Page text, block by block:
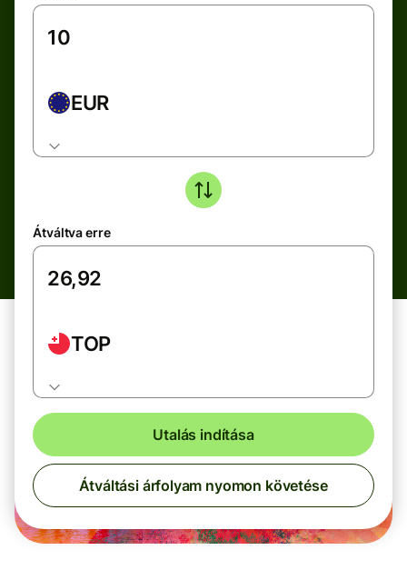
EUR
Átváltva erre
TOP
Utalás indítása
Átváltási árfolyam nyomon követése